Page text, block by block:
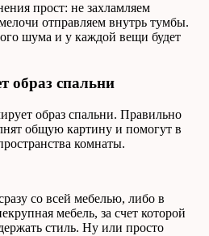
прост: не захламляем
отправляем внутрь тумбы.
шума и у каждой вещи будет
образ спальни
образ спальни. Правильно
общую картину и помогут в
комнаты.
со всей мебелью, либо в
мебель, за счет которой
стиль. Ну или просто